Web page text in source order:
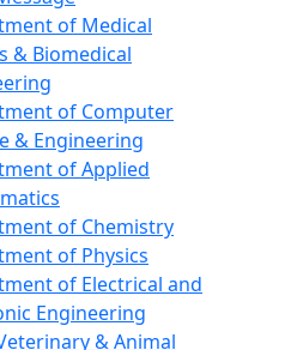
of Medical
& Biomedical
of Computer
& Engineering
of Applied
of Chemistry
of Physics
of Electrical and
Engineering
& Animal